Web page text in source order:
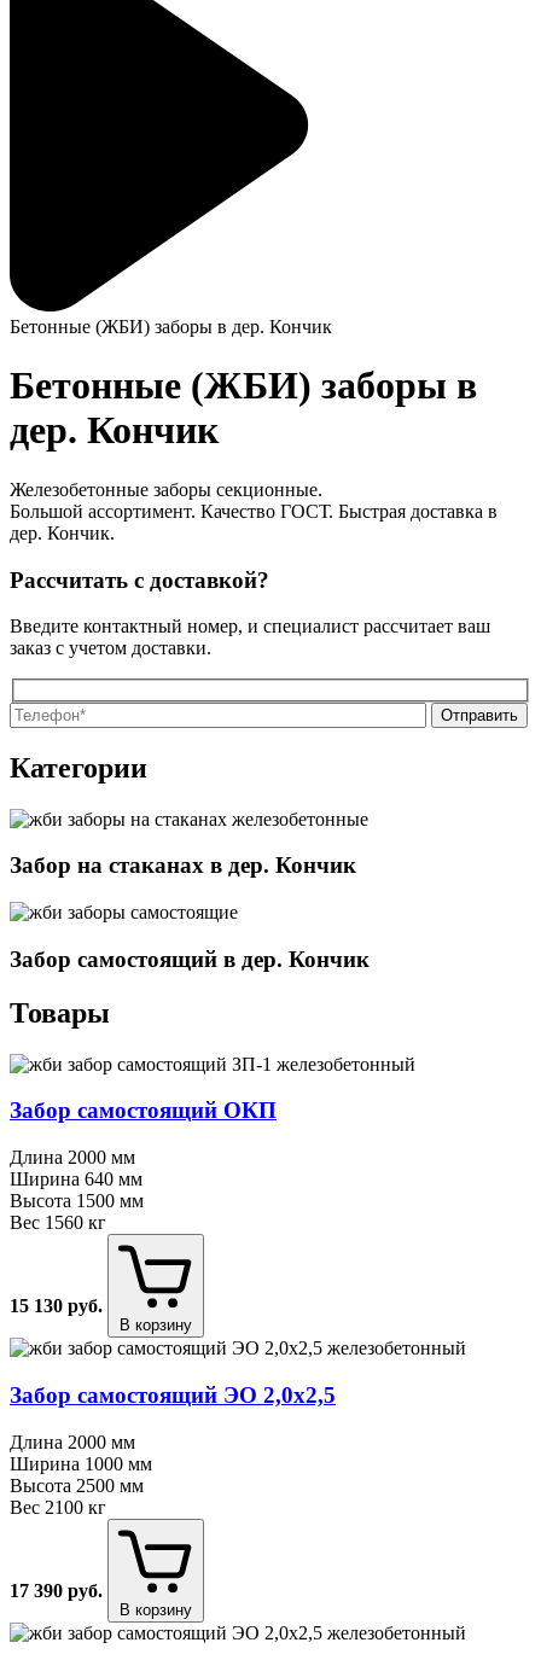
Бетонные (ЖБИ) заборы в дер. Кончик
Бетонные (ЖБИ) заборы в
дер. Кончик
Железобетонные заборы секционные.
Большой ассортимент. Качество ГОСТ. Быстрая доставка в
дер. Кончик.
Рассчитать с доставкой?
Введите контактный номер, и специалист рассчитает ваш
заказ с учетом доставки.
Категории
Забор на стаканах в дер. Кончик
Забор самостоящий в дер. Кончик
Товары
Забор самостоящий ОКП
Длина 2000 мм
Ширина 640 мм
Высота 1500 мм
Вес 1560 кг
15 130 руб.
В корзину
Забор самостоящий ЭО 2,0х2,5
Длина 2000 мм
Ширина 1000 мм
Высота 2500 мм
Вес 2100 кг
17 390 руб.
В корзину